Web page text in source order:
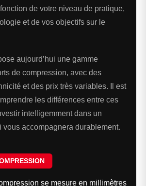
de votre niveau de pratique,
et de vos objectifs sur le
aujourd’hui une gamme
de compression, avec des
et des prix très variables. Il est
les différences entre ces
intelligemment dans un
vous accompagnera durablement.
se mesure en millimètres